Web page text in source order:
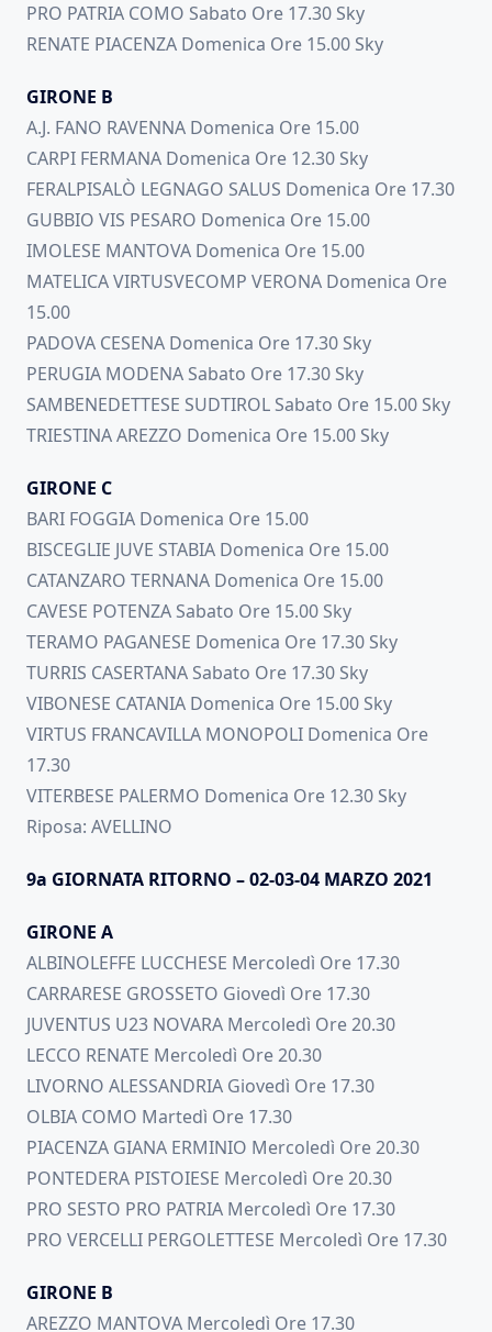
PRO PATRIA COMO Sabato Ore 17.30 Sky
RENATE PIACENZA Domenica Ore 15.00 Sky
GIRONE B
A.J. FANO RAVENNA Domenica Ore 15.00
CARPI FERMANA Domenica Ore 12.30 Sky
FERALPISALÒ LEGNAGO SALUS Domenica Ore 17.30
GUBBIO VIS PESARO Domenica Ore 15.00
IMOLESE MANTOVA Domenica Ore 15.00
MATELICA VIRTUSVECOMP VERONA Domenica Ore
15.00
PADOVA CESENA Domenica Ore 17.30 Sky
PERUGIA MODENA Sabato Ore 17.30 Sky
SAMBENEDETTESE SUDTIROL Sabato Ore 15.00 Sky
TRIESTINA AREZZO Domenica Ore 15.00 Sky
GIRONE C
BARI FOGGIA Domenica Ore 15.00
BISCEGLIE JUVE STABIA Domenica Ore 15.00
CATANZARO TERNANA Domenica Ore 15.00
CAVESE POTENZA Sabato Ore 15.00 Sky
TERAMO PAGANESE Domenica Ore 17.30 Sky
TURRIS CASERTANA Sabato Ore 17.30 Sky
VIBONESE CATANIA Domenica Ore 15.00 Sky
VIRTUS FRANCAVILLA MONOPOLI Domenica Ore
17.30
VITERBESE PALERMO Domenica Ore 12.30 Sky
Riposa: AVELLINO
9a GIORNATA RITORNO – 02-03-04 MARZO 2021
GIRONE A
ALBINOLEFFE LUCCHESE Mercoledì Ore 17.30
CARRARESE GROSSETO Giovedì Ore 17.30
JUVENTUS U23 NOVARA Mercoledì Ore 20.30
LECCO RENATE Mercoledì Ore 20.30
LIVORNO ALESSANDRIA Giovedì Ore 17.30
OLBIA COMO Martedì Ore 17.30
PIACENZA GIANA ERMINIO Mercoledì Ore 20.30
PONTEDERA PISTOIESE Mercoledì Ore 20.30
PRO SESTO PRO PATRIA Mercoledì Ore 17.30
PRO VERCELLI PERGOLETTESE Mercoledì Ore 17.30
GIRONE B
AREZZO MANTOVA Mercoledì Ore 17.30